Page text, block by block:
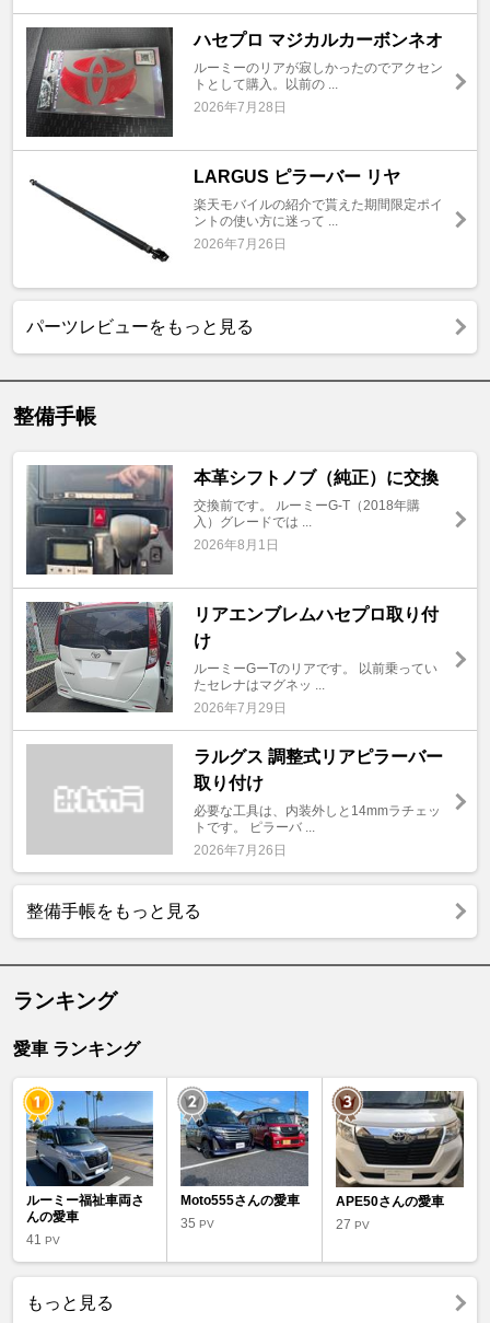
ハセプロ マジカルカーボンネオ
ルーミーのリアが寂しかったのでアクセン
トとして購入。以前の ...
2026年7月28日
LARGUS ピラーバー リヤ
楽天モバイルの紹介で貰えた期間限定ポイ
ントの使い方に迷って ...
2026年7月26日
パーツレビューをもっと見る
整備手帳
本革シフトノブ（純正）に交換
交換前です。 ルーミーG-T（2018年購
入）グレードでは ...
2026年8月1日
リアエンブレムハセプロ取り付
け
ルーミーGーTのリアです。 以前乗ってい
たセレナはマグネッ ...
2026年7月29日
ラルグス 調整式リアピラーバー
取り付け
必要な工具は、内装外しと14mmラチェッ
トです。 ピラーバ ...
2026年7月26日
整備手帳をもっと見る
ランキング
愛車 ランキング
ルーミー福祉車両さ
んの愛車
41 PV
Moto555さんの愛車
35PV
APE50さんの愛車
27 PV
もっと見る